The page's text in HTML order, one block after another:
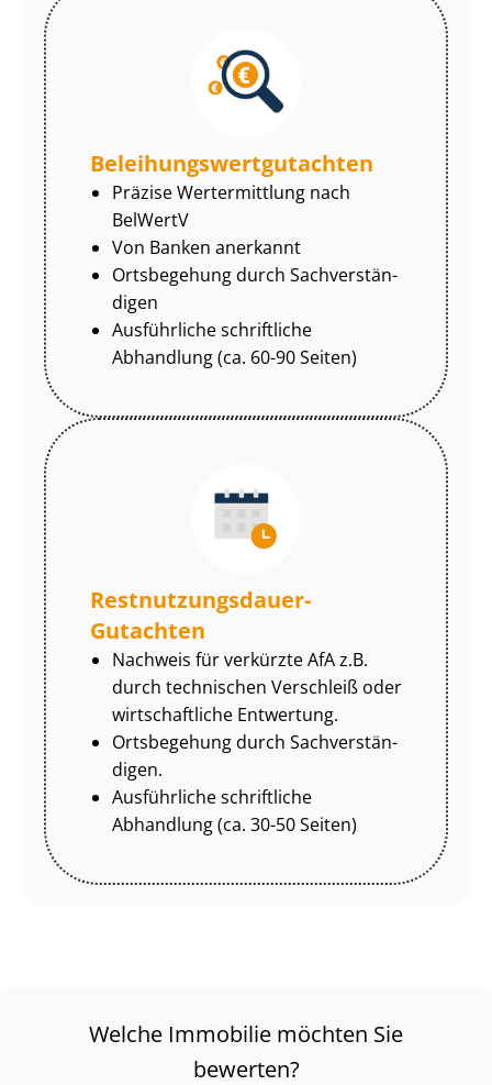
Be­lei­hungs­wert­gut­ach­ten
Präzise Wertermittlung nach
BelWertV
Von Banken anerkannt
Ortsbegehung durch Sach­ver­stän­
di­gen
Ausführliche schriftliche
Abhandlung (ca. 60-90 Seiten)
Rest­nut­zungs­dau­er-
Gutachten
Nachweis für verkürzte AfA z.B.
durch technischen Verschleiß oder
wirtschaftliche Entwertung.
Ortsbegehung durch Sach­ver­stän­
di­gen.
Ausführliche schriftliche
Abhandlung (ca. 30-50 Seiten)
Welche Immobilie möchten Sie
bewerten?